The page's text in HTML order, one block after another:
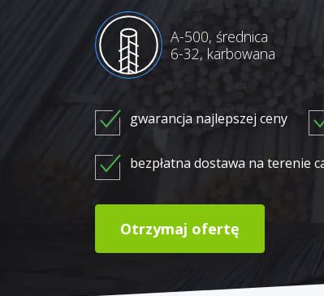
A-500, średnica
6-32, karbowana
gwarancja najlepszej ceny
bezpłatna dostawa na terenie
Otrzymaj ofertę